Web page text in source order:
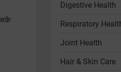
Digestive Health
Respiratory
Joint Health
Hair & Skin Care